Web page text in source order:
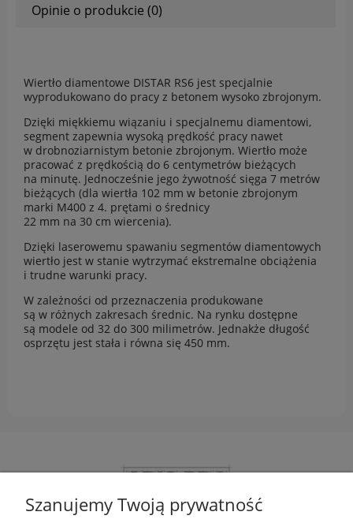
Opinie o produkcie (0)
Wiertło diamentowe DISTAR RS6 jest specjalnie
wyprodukowano do pracy z betonem wysoko zbrojonym.
Dzięki miękkiemu wiązaniu i specjalnemu diamentowi,
segment zapewnia wysoką prędkość pracy nawet
w drobnoziarnistym betonie zbrojonym. Wiertło może
pracować z prędkością do 6 centymetrów bieżących
na minutę. Jednocześnie jego żywotność sięga 7 metrów
bieżących (dla wiertła 102 mm w betonie zbrojonym
marki M400 z 4. prętami o średnicy
22 mm na 30 cm wiercenia).
Dzięki laserowemu spawaniu segmentów diamentowych
wiertło jest w stanie wytrzymać ekstremalne obciążenia
i trudne warunki pracy.
W zależności od przeznaczenia produkowane
są w różnych zakresach średnic. Na rynku dostępne
są modele od 32 do 300 milimetrów. Jednakże długość
osprzętu jest stała i równa się 450 mm.
Szanujemy Twoją prywatność